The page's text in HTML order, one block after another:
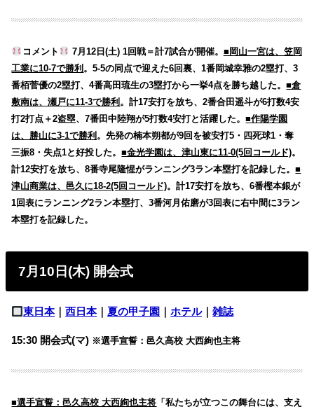
コメント 7月12日(土) 1回戦＝計7試合が開催。 ■岡山一宮は、笠岡
工業に10-7で勝利 。5-5の同点で迎えた6回裏、1番岡城幸雅の2塁打、3
番栢菅優の2塁打、4番高田琉生の3塁打から一挙4点を勝ち越した。■倉
敷南は、瀬戸に11-3で勝利 。計17安打を放ち、2番合田遥斗が6打数4安
打2打点＋2盗塁、7番田中陸翔が5打数4安打と活躍した。■作陽学園
は、勝山に3-1で勝利 。先発の楠本朔都が9回を被安打5・四死球1・奪
三振8・失点1と好投した。■金光学園は、津山東に11-0(5回コールド)。
計12安打を放ち、8番寺尾隆惺がランニング3ラン本塁打を記録した。■
津山商業は、邑久に18-2(5回コールド)。計17安打を放ち、6番樫本銀が
1回表にランニング2ラン本塁打、3番河月佑磨が3回表に右中間に3ラン
本塁打を記録した。
7月10日(木) 開会式
東日本｜西日本｜夏の甲子園 ｜ホテル｜雑誌
15:30 開会式(マ) ※選手宣誓：邑久高校 大西絢也主将
■選手宣誓：邑久高校 大西絢也主将 「私たちが立つこの舞台には、支え